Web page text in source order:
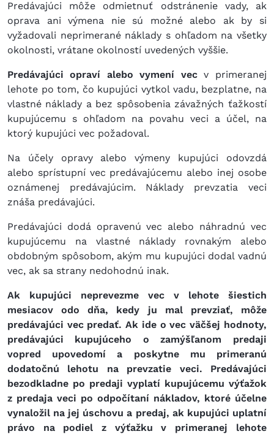
Predávajúci môže odmietnuť odstránenie vady, ak
oprava ani výmena nie sú možné alebo ak by si
vyžadovali neprimerané náklady s ohľadom na všetky
okolnosti, vrátane okolností uvedených vyššie.
Predávajúci opraví alebo vymení vecv primeranej
lehote po tom, čo kupujúci vytkol vadu, bezplatne, na
vlastné náklady a bez spôsobenia závažných ťažkostí
kupujúcemu s ohľadom na povahu veci a účel, na
ktorý kupujúci vec požadoval.
Na účely opravy alebo výmeny kupujúci odovzdá
alebo sprístupní vec predávajúcemu alebo inej osobe
oznámenej predávajúcim. Náklady prevzatia veci
znáša predávajúci.
Predávajúci dodá opravenú vec alebo náhradnú vec
kupujúcemu na vlastné náklady rovnakým alebo
obdobným spôsobom, akým mu kupujúci dodal vadnú
vec, ak sa strany nedohodnú inak.
Ak kupujúci neprevezme vec v lehote šiestich
mesiacov odo dňa, kedy ju mal prevziať, môže
predávajúci vec predať. Ak ide o vec väčšej hodnoty,
predávajúci kupujúceho o zamýšľanom predaji
vopred upovedomí a poskytne mu primeranú
dodatočnú lehotu na prevzatie veci. Predávajúci
bezodkladne po predaji vyplatí kupujúcemu výťažok
z predaja veci po odpočítaní nákladov, ktoré účelne
vynaložil na jej úschovu a predaj, ak kupujúci uplatní
právo na podiel z výťažku v primeranej lehote